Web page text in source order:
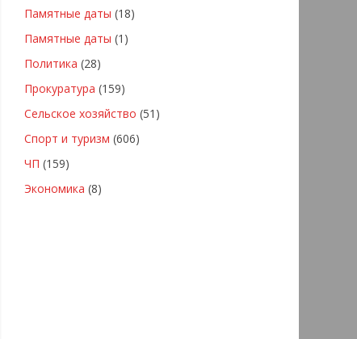
Памятные даты (18)
Памятные даты (1)
Политика (28)
Прокуратура (159)
Сельское хозяйство (51)
Спорт и туризм (606)
ЧП (159)
Экономика (8)